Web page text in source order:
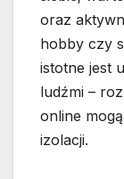
oraz
hobby czy
istotne jest
ludźmi –
online
izolacji.